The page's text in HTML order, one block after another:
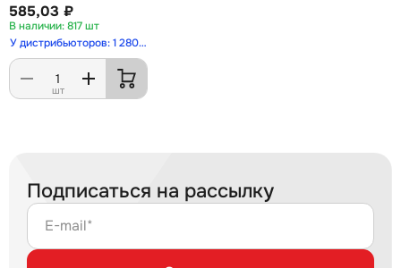
585,03 ₽
817 шт
У дистрибьюторов: 1 280 шт
шт
Подписаться на рассылку
E-mail*